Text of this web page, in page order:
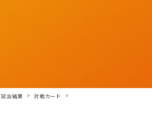
合結果
対戦カード